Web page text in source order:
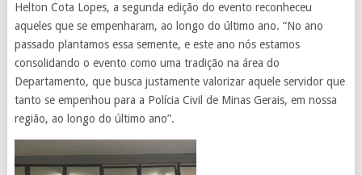
Helton Cota Lopes, a segunda edição do evento reconheceu
aqueles que se empenharam, ao longo do último ano. “No ano
passado plantamos essa semente, e este ano nós estamos
consolidando o evento como uma tradição na área do
Departamento, que busca justamente valorizar aquele servidor que
tanto se empenhou para a Polícia Civil de Minas Gerais, em nossa
região, ao longo do último ano”.